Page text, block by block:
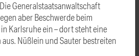
Generalstaatsanwaltschaft
aber Beschwerde beim
Karlsruhe ein – dort steht eine
Nüßlein und Sauter bestreiten